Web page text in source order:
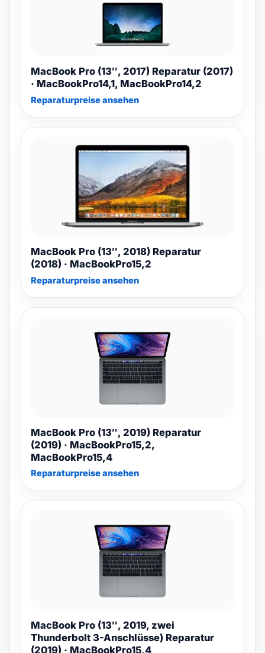
MacBook Pro (13″, 2017) Reparatur (2017)
· MacBookPro14,1, MacBookPro14,2
Reparaturpreise ansehen
MacBook Pro (13″, 2018) Reparatur
(2018) · MacBookPro15,2
Reparaturpreise ansehen
MacBook Pro (13″, 2019) Reparatur
(2019) · MacBookPro15,2,
MacBookPro15,4
Reparaturpreise ansehen
MacBook Pro (13″, 2019, zwei
Thunderbolt 3-Anschlüsse) Reparatur
(2019) · MacBookPro15,4